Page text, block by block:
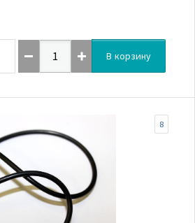
В корзину
8